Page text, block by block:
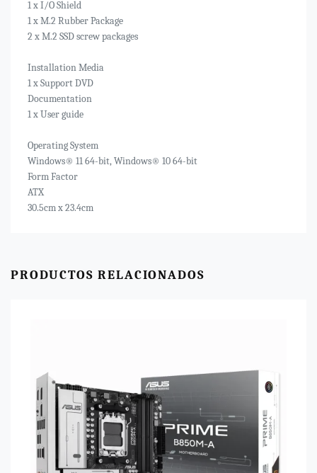
1 x I/O Shield
1 x M.2 Rubber Package
2 x M.2 SSD screw packages
Installation Media
1 x Support DVD
Documentation
1 x User guide
Operating System
Windows® 11 64-bit, Windows® 10 64-bit
Form Factor
ATX
30.5cm x 23.4cm
PRODUCTOS RELACIONADOS